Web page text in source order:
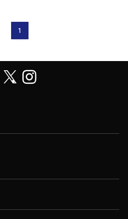
1